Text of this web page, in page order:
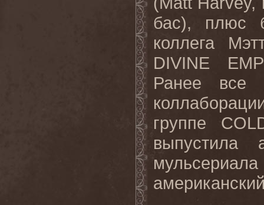
бас), плюс
коллега
DIVINE
Ранее все
группе